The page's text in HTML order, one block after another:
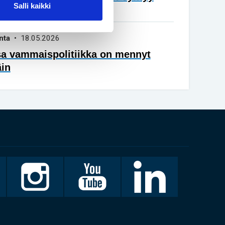
Salli kaikki
• 18.05.2026
vammaispolitiikka on mennyt
Invalidiliitto
Instagramissa
Invalidiliitto
Youtubessa
LinkedIn